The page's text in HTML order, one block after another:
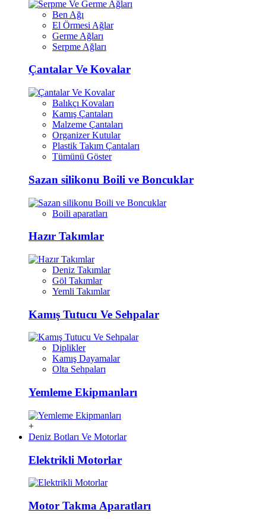
Ben Ağı
El Örmesi Ağlar
Germe Ağları
Serpme Ağları
Çantalar Ve Kovalar
Balıkçı Kovaları
Kamış Çantaları
Malzeme Çantaları
Organizer Kutular
Plastik Takım Çantaları
Tümünü Göster
Sazan silikonu Boili ve Boncuklar
Boili aparatları
Hazır Takımlar
Deniz Takımlar
Göl Takımlar
Yemli Takımlar
Kamış Tutucu Ve Sehpalar
Diplikler
Kamış Dayamalar
Olta Sehpaları
Yemleme Ekipmanları
+
Deniz Botları Ve Motorlar
Elektrikli Motorlar
Motor Takma Aparatları